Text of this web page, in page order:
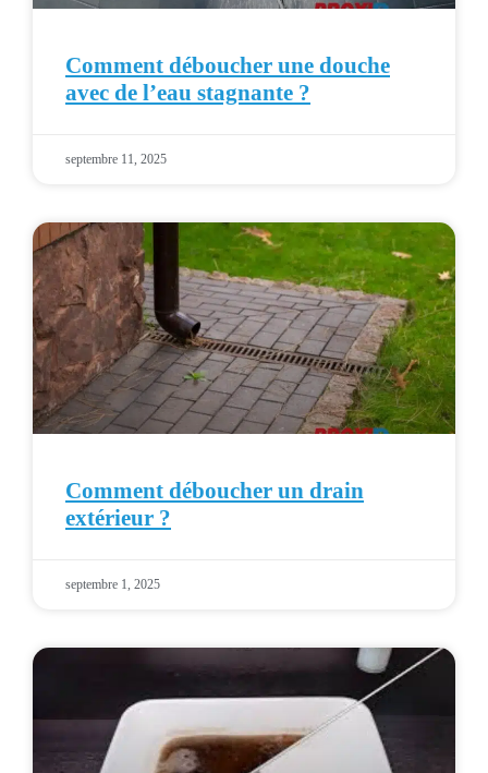
Comment déboucher une douche
avec de l’eau stagnante ?
septembre 11, 2025
Comment déboucher un drain
extérieur ?
septembre 1, 2025